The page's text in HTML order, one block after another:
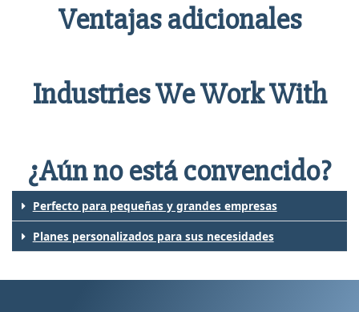
Ventajas adicionales
Industries We Work With
¿Aún no está convencido?
Perfecto para pequeñas y grandes empresas
Planes personalizados para sus necesidades